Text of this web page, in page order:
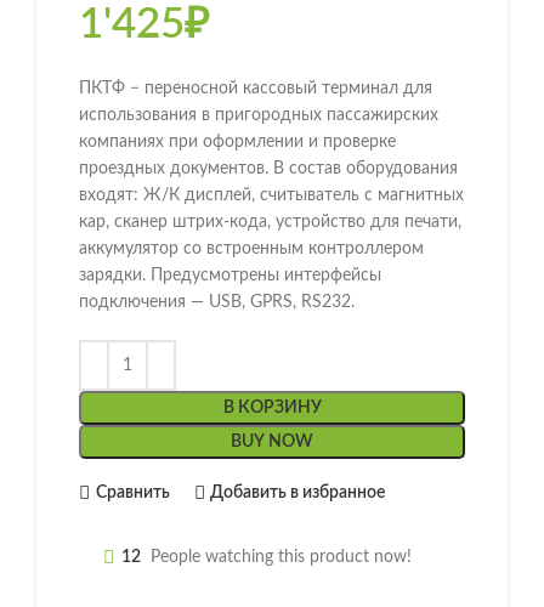
1'425₽
ПКТФ − переносной кассовый терминал для
использования в пригородных пассажирских
компаниях при оформлении и проверке
проездных документов. В состав оборудования
входят: Ж/К дисплей, считыватель с магнитных
кар, сканер штрих-кода, устройство для печати,
аккумулятор со встроенным контроллером
зарядки. Предусмотрены интерфейсы
подключения — USB, GPRS, RS232.
В КОРЗИНУ
BUY NOW
Сравнить Добавить в избранное
12 People watching this product now!